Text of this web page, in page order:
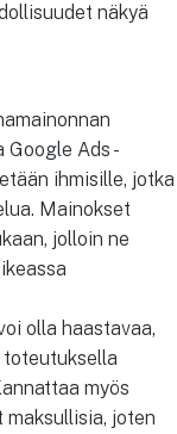
näkyä
Google Ads -
ihmisille, jotka
Mainokset
jolloin ne
olla haastavaa,
myös
maksullisia, joten